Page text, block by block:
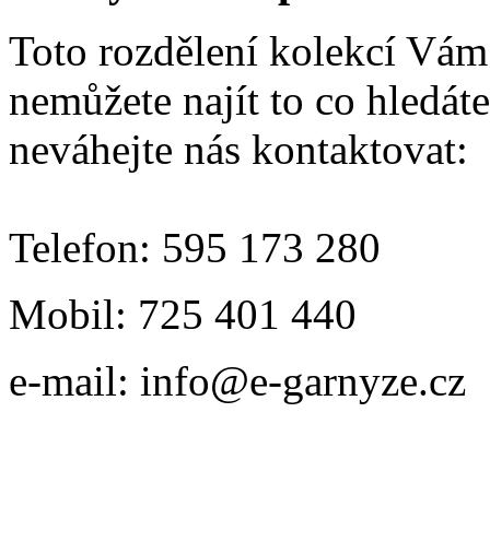
Toto rozdělení kolekcí
nemůžete najít to co
neváhejte nás kontaktovat:
Telefon: 595 173 280
Mobil: 725 401 440
e-mail: info@e-garnyze.cz